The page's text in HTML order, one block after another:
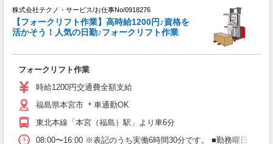
株式会社テクノ・サービス/お仕事No/0918276
【フォークリフト作業】高時給1200円♪資格を
活かそう！人気の日勤♪フォークリフト作業
フォークリフト作業
時給1200円交通費全額支給
福島県本宮市 ＊車通勤OK
東北本線「本宮（福島）駅」より車6分
08:00〜16:00 ※表記のうち実働6時間30分です。 ■勤務曜